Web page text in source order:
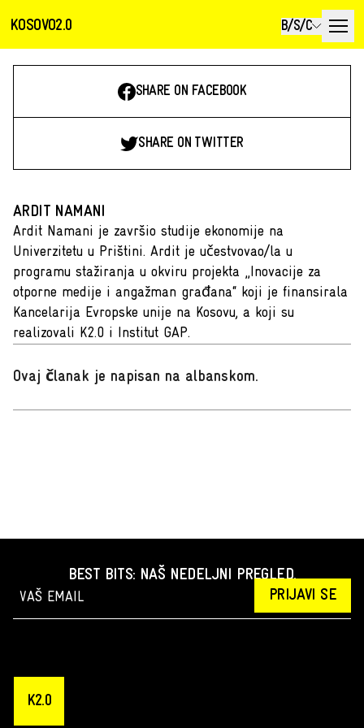
KOSOVO2.0 B/S/C
SHARE ON FACEBOOK
SHARE ON TWITTER
ARDIT NAMANI
Ardit Namani je završio studije ekonomije na
Univerzitetu u Prištini. Ardit je učestvovao/la u
programu stažiranja u okviru projekta „Inovacije za
otporne medije i angažman građana“ koji je finansirala
Kancelarija Evropske unije na Kosovu, a koji su
realizovali K2.0 i Institut GAP.
Ovaj članak je napisan na albanskom.
BEST BITS: NAŠ NEDELJNI PREGLED.
PRIJAVI SE
K2.0